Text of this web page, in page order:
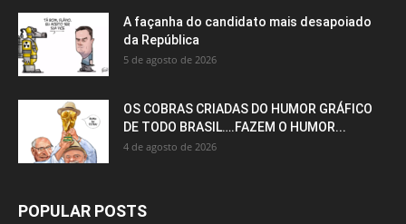
A façanha do candidato mais desapoiado
da República
5 de agosto de 2026
OS COBRAS CRIADAS DO HUMOR GRÁFICO
DE TODO BRASIL….FAZEM O HUMOR...
4 de agosto de 2026
POPULAR POSTS